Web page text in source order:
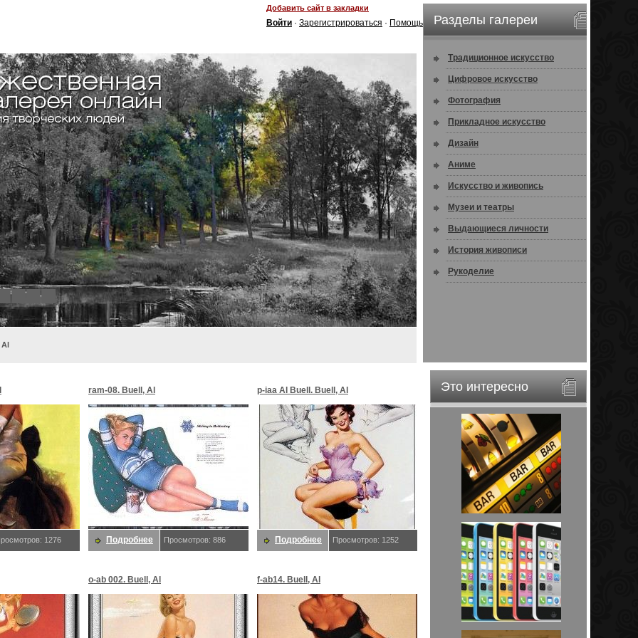
Добавить сайт в закладки
Войти · Зарегистрироваться · Помощь
8
Al
Разделы галереи
Традиционное искусство
Цифровое искусство
Фотография
Прикладное искусство
Дизайн
Аниме
Искусство и живопись
Музеи и театры
Выдающиеся личности
История живописи
Рукоделие
Это интересно
1276
ram-08. Buell, Al
Подробнее Просмотров: 886
p-iaa Al Buell. Buell, Al
Подробнее Просмотров: 1252
o-ab 002. Buell, Al f-ab14. Buell, Al